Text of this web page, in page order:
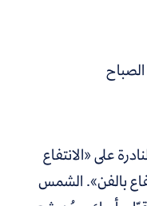
على «الانتفاع
بالفن». الشمس